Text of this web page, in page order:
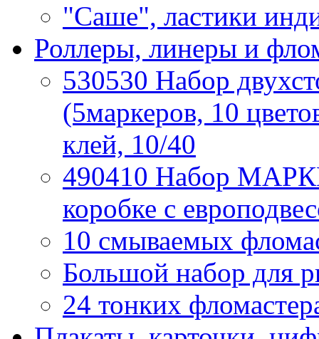
"Саше", ластики
Роллеры, линеры и
530530 Набор
(5маркеров, 10
клей, 10/40
490410 Набор
коробке с
10 смываемых
Большой набор для
24 тонких